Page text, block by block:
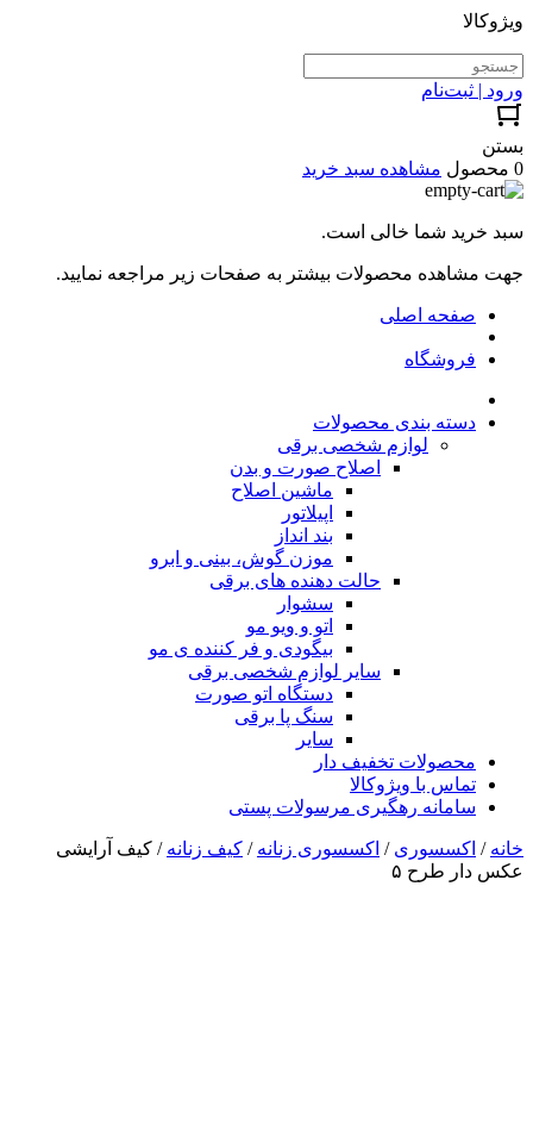
ویژوکالا
ورود | ثبت‌نام
بستن
0 محصول
مشاهده سبد خرید
سبد خرید شما خالی است.
جهت مشاهده محصولات بیشتر به صفحات زیر مراجعه نمایید.
صفحه اصلی
فروشگاه
دسته بندی محصولات
لوازم شخصی برقی
اصلاح صورت و بدن
ماشین اصلاح
اپیلاتور
بند انداز
موزن گوش، بینی و ابرو
حالت دهنده های برقی
سشوار
اتو و ویو مو
بیگودی و فر کننده ی مو
سایر لوازم شخصی برقی
دستگاه اتو صورت
سنگ پا برقی
سایر
محصولات تخفیف دار
تماس با ویژوکالا
سامانه رهگیری مرسولات پستی
خانه / اکسسوری / اکسسوری زنانه / کیف زنانه / کیف آرایشی
عکس دار طرح ۵